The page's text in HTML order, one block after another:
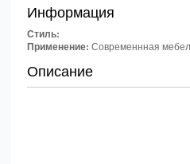
Информация
Стиль:
Применение: Современнная
Описание